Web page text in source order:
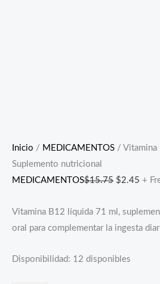
Inicio / MEDICAMENTOS / Vitamina
Suplemento nutricional
MEDICAMENTOS$15.75 $2.45 +
Vitamina B12 líquida 71 ml,
oral para complementar la ingesta
Disponibilidad: 12 disponibles